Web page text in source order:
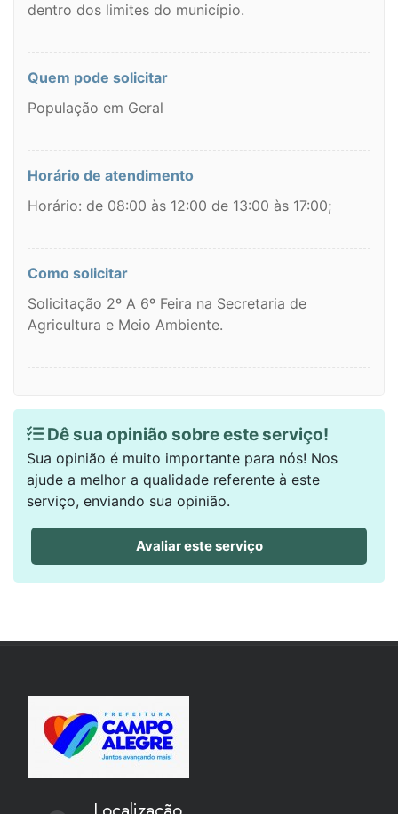
dentro dos limites do município.
Quem pode solicitar
População em Geral
Horário de atendimento
Horário: de 08:00 às 12:00 de 13:00 às 17:00;
Como solicitar
Solicitação 2º A 6º Feira na Secretaria de
Agricultura e Meio Ambiente.
Dê sua opinião sobre este serviço!
Sua opinião é muito importante para nós! Nos
ajude a melhor a qualidade referente à este
serviço, enviando sua opinião.
Avaliar este serviço